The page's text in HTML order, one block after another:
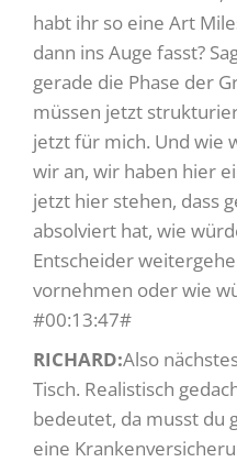
habt ihr so eine Art
dann ins Auge fasst?
gerade die Phase der
müssen jetzt
jetzt für mich. Und wie
wir an, wir haben hier
jetzt hier stehen, dass
absolviert hat, wie
Entscheider
vornehmen oder wie
#00:13:47#
RICHARD:Also
Tisch. Realistisch
bedeutet, da musst du
eine